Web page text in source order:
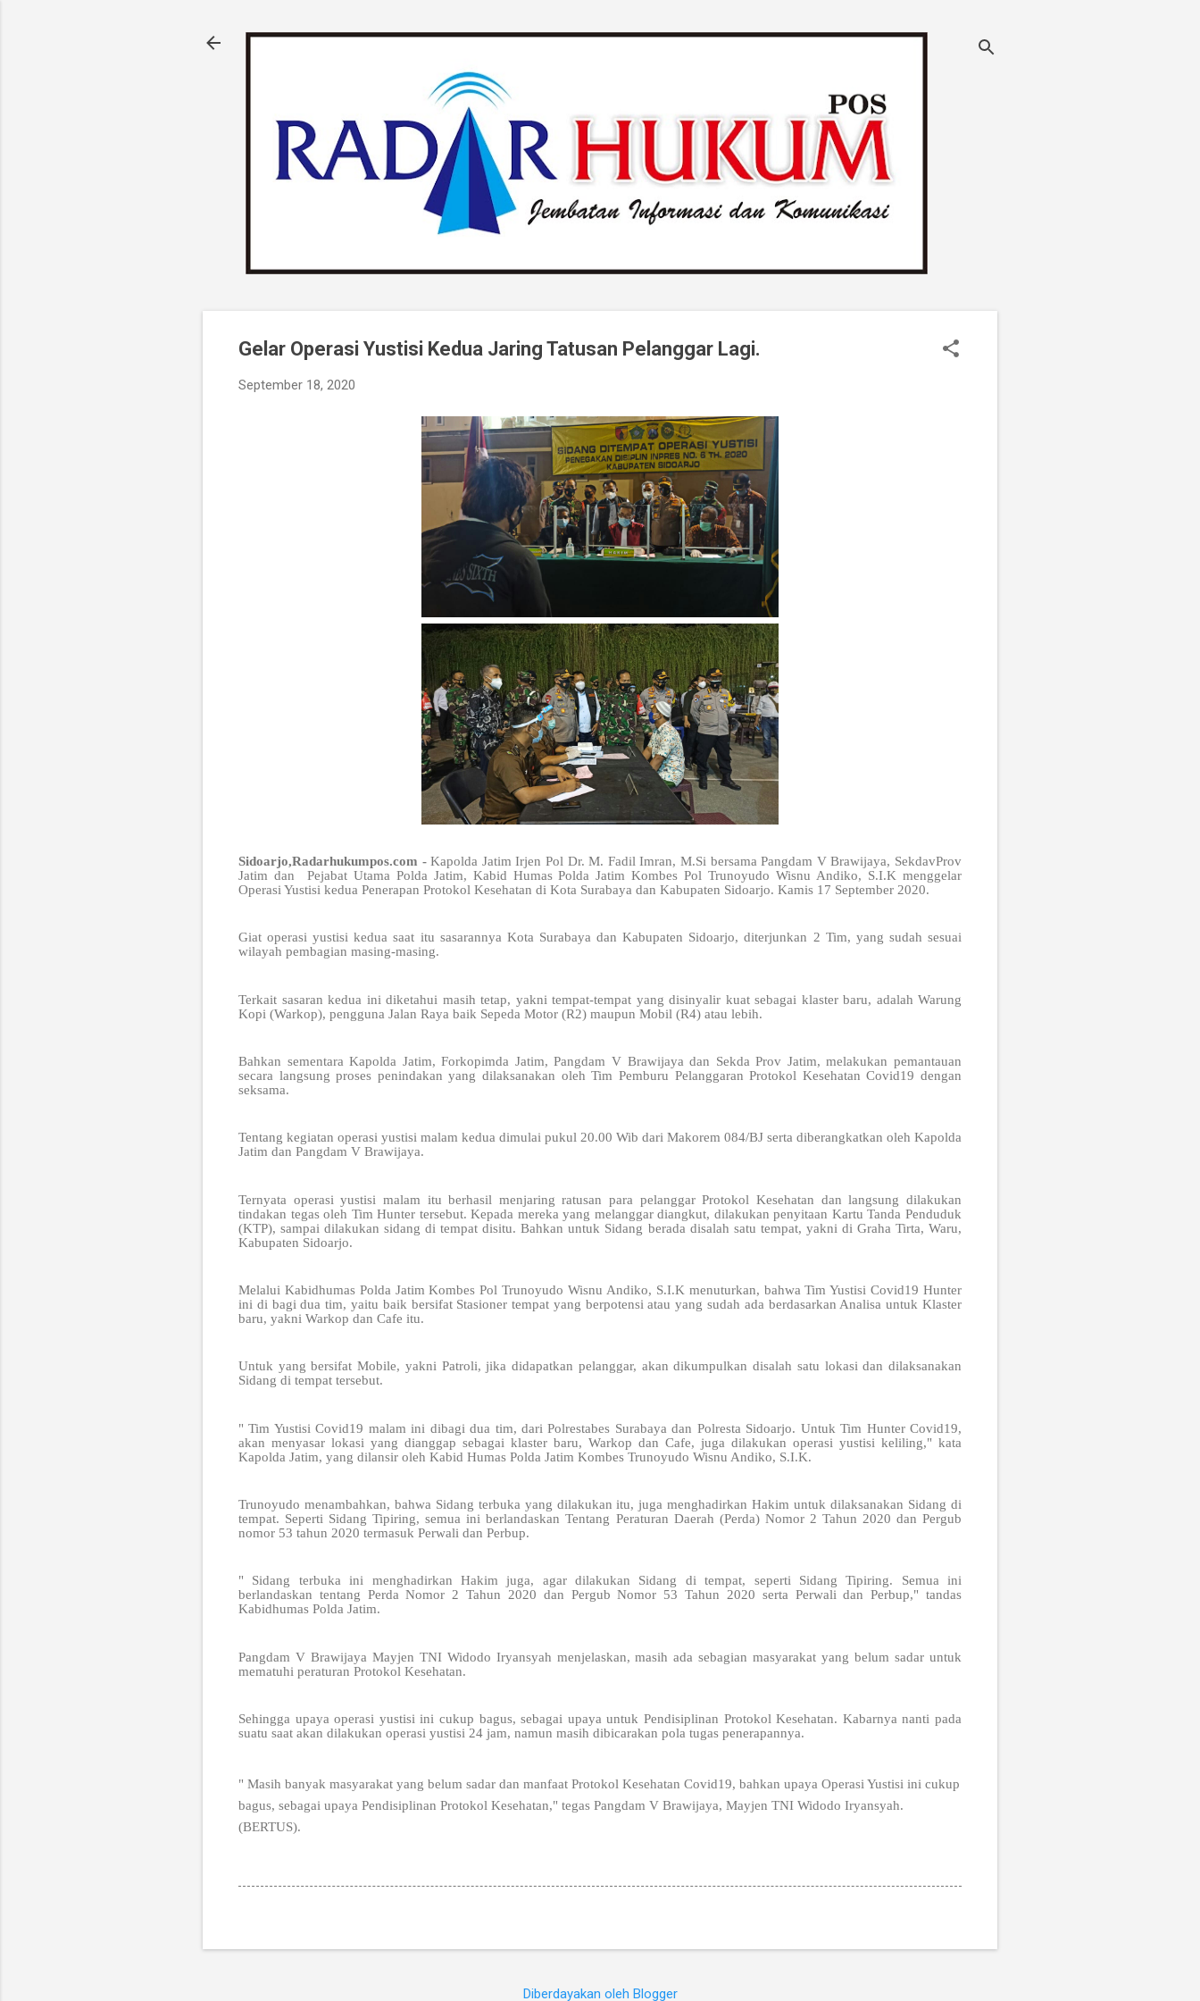
Gelar Operasi Yustisi Kedua Jaring Tatusan Pelanggar Lagi.
September 18, 2020
Sidoarjo,Radarhukumpos.com -Kapolda Jatim Irjen Pol Dr. M. Fadil Imran, M.Si bersama Pangdam V Brawijaya, SekdavProv
Jatim dan Pejabat Utama Polda Jatim, Kabid Humas Polda Jatim Kombes Pol Trunoyudo Wisnu Andiko, S.I.K menggelar
Operasi Yustisi kedua Penerapan Protokol Kesehatan di Kota Surabaya dan Kabupaten Sidoarjo. Kamis 17 September 2020.
Giat operasi yustisi kedua saat itu sasarannya Kota Surabaya dan Kabupaten Sidoarjo, diterjunkan 2 Tim, yang sudah sesuai
wilayah pembagian masing-masing.
Terkait sasaran kedua ini diketahui masih tetap, yakni tempat-tempat yang disinyalir kuat sebagai klaster baru, adalah Warung
Kopi (Warkop), pengguna Jalan Raya baik Sepeda Motor (R2) maupun Mobil (R4) atau lebih.
Bahkan sementara Kapolda Jatim, Forkopimda Jatim, Pangdam V Brawijaya dan Sekda Prov Jatim, melakukan pemantauan
secara langsung proses penindakan yang dilaksanakan oleh Tim Pemburu Pelanggaran Protokol Kesehatan Covid19 dengan
seksama.
Tentang kegiatan operasi yustisi malam kedua dimulai pukul 20.00 Wib dari Makorem 084/BJ serta diberangkatkan oleh Kapolda
Jatim dan Pangdam V Brawijaya.
Ternyata operasi yustisi malam itu berhasil menjaring ratusan para pelanggar Protokol Kesehatan dan langsung dilakukan
tindakan tegas oleh Tim Hunter tersebut. Kepada mereka yang melanggar diangkut, dilakukan penyitaan Kartu Tanda Penduduk
(KTP), sampai dilakukan sidang di tempat disitu. Bahkan untuk Sidang berada disalah satu tempat, yakni di Graha Tirta, Waru,
Kabupaten Sidoarjo.
Melalui Kabidhumas Polda Jatim Kombes Pol Trunoyudo Wisnu Andiko, S.I.K menuturkan, bahwa Tim Yustisi Covid19 Hunter
ini di bagi dua tim, yaitu baik bersifat Stasioner tempat yang berpotensi atau yang sudah ada berdasarkan Analisa untuk Klaster
baru, yakni Warkop dan Cafe itu.
Untuk yang bersifat Mobile, yakni Patroli, jika didapatkan pelanggar, akan dikumpulkan disalah satu lokasi dan dilaksanakan
Sidang di tempat tersebut.
" Tim Yustisi Covid19 malam ini dibagi dua tim, dari Polrestabes Surabaya dan Polresta Sidoarjo. Untuk Tim Hunter Covid19,
akan menyasar lokasi yang dianggap sebagai klaster baru, Warkop dan Cafe, juga dilakukan operasi yustisi keliling," kata
Kapolda Jatim, yang dilansir oleh Kabid Humas Polda Jatim Kombes Trunoyudo Wisnu Andiko, S.I.K.
Trunoyudo menambahkan, bahwa Sidang terbuka yang dilakukan itu, juga menghadirkan Hakim untuk dilaksanakan Sidang di
tempat. Seperti Sidang Tipiring, semua ini berlandaskan Tentang Peraturan Daerah (Perda) Nomor 2 Tahun 2020 dan Pergub
nomor 53 tahun 2020 termasuk Perwali dan Perbup.
" Sidang terbuka ini menghadirkan Hakim juga, agar dilakukan Sidang di tempat, seperti Sidang Tipiring. Semua ini
berlandaskan tentang Perda Nomor 2 Tahun 2020 dan Pergub Nomor 53 Tahun 2020 serta Perwali dan Perbup," tandas
Kabidhumas Polda Jatim.
Pangdam V Brawijaya Mayjen TNI Widodo Iryansyah menjelaskan, masih ada sebagian masyarakat yang belum sadar untuk
mematuhi peraturan Protokol Kesehatan.
Sehingga upaya operasi yustisi ini cukup bagus, sebagai upaya untuk Pendisiplinan Protokol Kesehatan. Kabarnya nanti pada
suatu saat akan dilakukan operasi yustisi 24 jam, namun masih dibicarakan pola tugas penerapannya.
" Masih banyak masyarakat yang belum sadar dan manfaat Protokol Kesehatan Covid19, bahkan upaya Operasi Yustisi ini cukup
bagus, sebagai upaya Pendisiplinan Protokol Kesehatan," tegas Pangdam V Brawijaya, Mayjen TNI Widodo Iryansyah.
(BERTUS).
Diberdayakan oleh Blogger